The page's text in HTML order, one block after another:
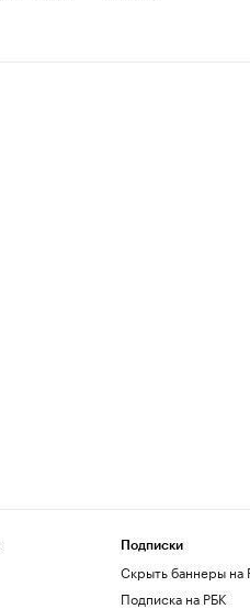
Подписки
Скрыть баннеры на
Подписка на РБК